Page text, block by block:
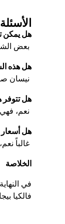
الأسئلة
هل يمكن
بعض
هل هذه
نيسان
هل تتوفر
نعم،
هل أسعار
غالباً
الخلاصة
في
فالكيا